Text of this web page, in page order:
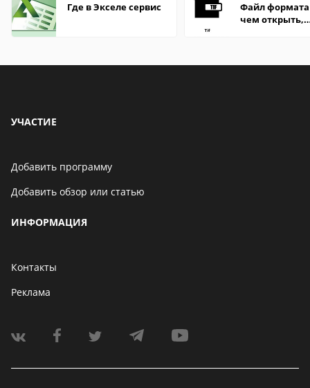
Где в Экселе сервис
Файл формата
чем открыть,
УЧАСТИЕ
Добавить программу
Добавить обзор или статью
ИНФОРМАЦИЯ
Контакты
Реклама